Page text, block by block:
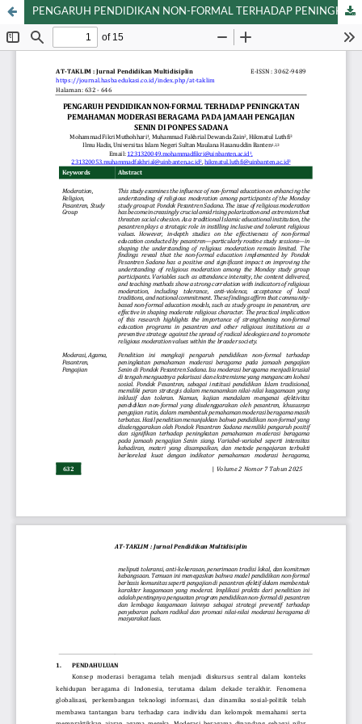
PENGARUH PENDIDIKAN NON-FORMAL TERHADAP PENINGKATAN PEMAHAMAN MODERASI BERAGAMA PADA JAMAAH PENGAJIAN SENIN DI PONPES SADANA